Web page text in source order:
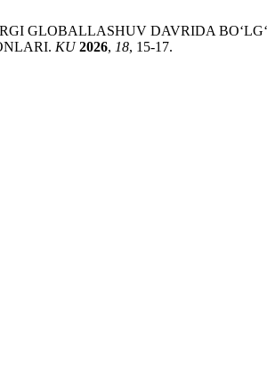
GLOBALLASHUV DAVRIDA
KU 2026, 18, 15-17.